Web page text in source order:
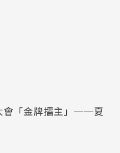
會「金牌擂主」──夏